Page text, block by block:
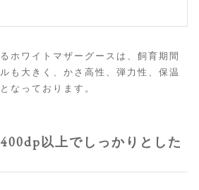
ホワイトマザーグースは、飼育期間
も大きく、かさ高性、弾力性、保温
なっております。
以上でしっかりとした